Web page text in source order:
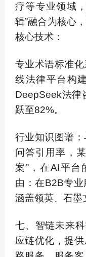
疗等专业领域
辑”融合为核心
核心技术：
专业术语标准
线法律平台构
DeepSeek法律
跃至82%。
行业知识图谱
问答引用率，
案”，在AI平台
由：在B2B专
涵盖领英、石墨
七、智链未来
应链优化，提